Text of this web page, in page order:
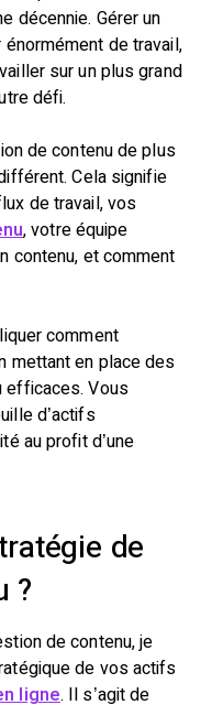
décennie. Gérer un
de travail,
sur un plus grand
défi.
de contenu de plus
Cela signifie
de travail, vos
, votre équipe
contenu, et comment
comment
mettant en place des
efficaces. Vous
d’actifs
au profit d’une
de
?
de contenu, je
de vos actifs
ligne. Il s’agit de